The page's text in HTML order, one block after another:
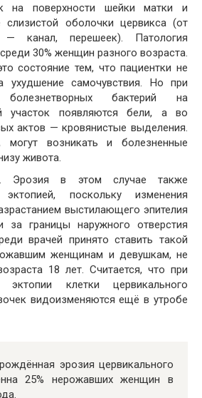
на поверхности шейки матки и
слизистой оболочки цервикса (от
канал, перешеек). Патология
30% женщин разного возраста.
состояние тем, что пациентки не
ухудшение самочувствия. Но при
болезнетворных бактерий на
участок появляются бели, а во
актов — кровянистые выделения.
возникать и болезненные
живота.
Эрозия в этом случае также
эктопией, поскольку изменения
выстилающего эпителия
за границы наружного отверстия
врачей принято ставить такой
женщинам и девушкам, не
18 лет. Считается, что при
эктопии клетки цервикального
видоизменяются ещё в утробе
эрозия цервикального
25% нерожавших женщин в